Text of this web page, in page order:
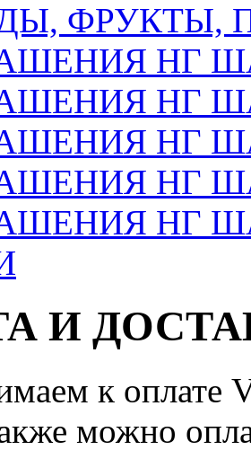
ФРУКТЫ,
НГ
НГ
НГ
НГ
НГ
И
к оплате
можно